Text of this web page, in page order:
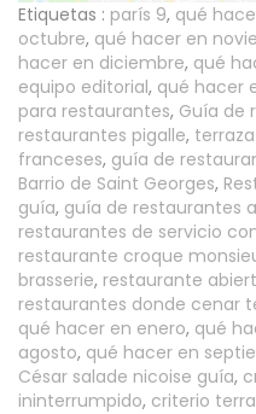
Etiquetas : parís 9, qué
octubre, qué hacer en
hacer en diciembre, qué
equipo editorial, qué hacer
para restaurantes, Guía de
restaurantes pigalle,
franceses, guía de
Barrio de Saint Georges,
guía, guía de restaurantes
restaurantes de servicio
restaurante croque
brasserie, restaurante
restaurantes donde cenar
qué hacer en enero, qué
agosto, qué hacer en
César salade nicoise guía,
ininterrumpido, criterio